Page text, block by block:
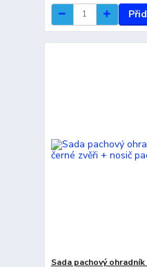
Sada pachový